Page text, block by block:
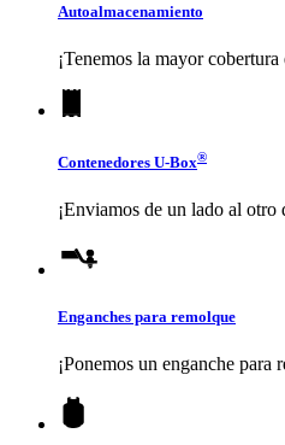
Autoalmacenamiento
¡Tenemos la mayor
Contenedores U-Box®
¡Enviamos de un lado al
Enganches para remolque
¡Ponemos un enganche